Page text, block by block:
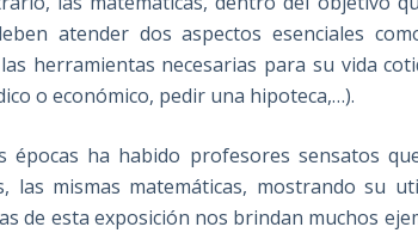
atender dos aspectos esenciales
herramientas necesarias para su vida
o económico, pedir una hipoteca,…).
épocas ha habido profesores sensatos
las mismas matemáticas, mostrando su
de esta exposición nos brindan muchos